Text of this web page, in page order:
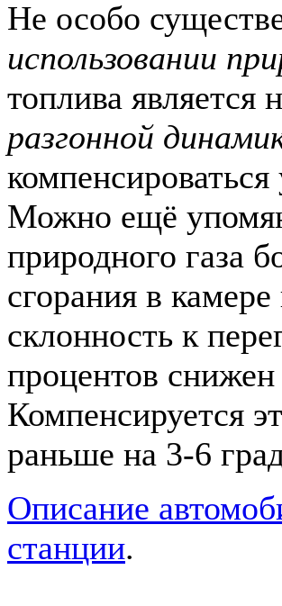
Не особо
использовании
топлива является
разгонной
Можно ещё
природного газа
сгорания в
склонность к
процентов
Компенсируется
раньше на 3-6
Описание
станции.